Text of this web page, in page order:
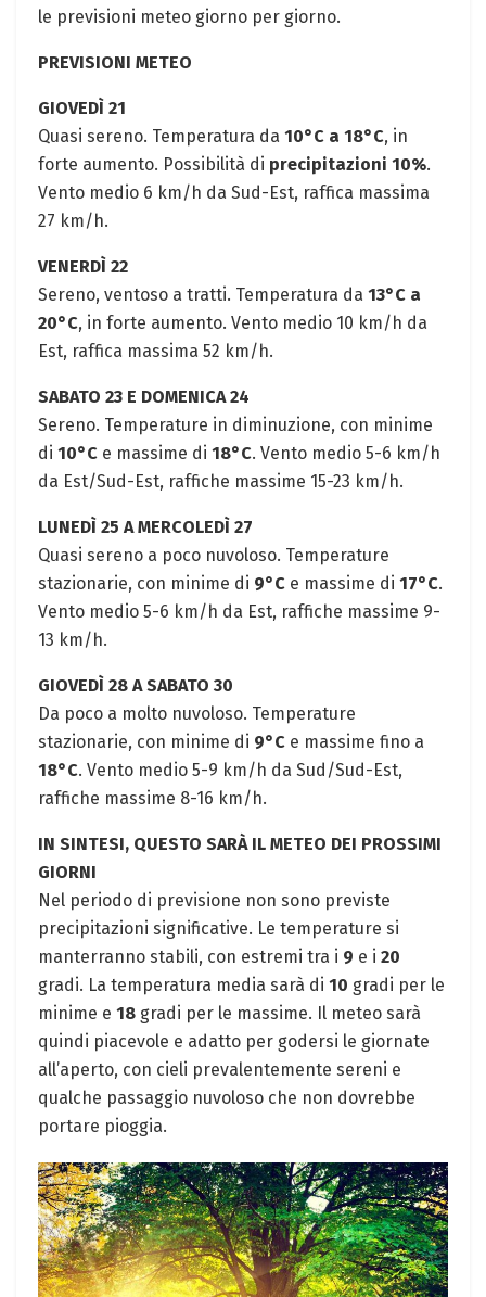
le previsioni meteo giorno per giorno.
PREVISIONI METEO
GIOVEDÌ 21
Quasi sereno. Temperatura da 10°C a 18°C, in
forte aumento. Possibilità di precipitazioni 10%.
Vento medio 6 km/h da Sud-Est, raffica massima
27 km/h.
VENERDÌ 22
Sereno, ventoso a tratti. Temperatura da 13°C a
20°C, in forte aumento. Vento medio 10 km/h da
Est, raffica massima 52 km/h.
SABATO 23 E DOMENICA 24
Sereno. Temperature in diminuzione, con minime
di 10°C e massime di 18°C. Vento medio 5-6 km/h
da Est/Sud-Est, raffiche massime 15-23 km/h.
LUNEDÌ 25 A MERCOLEDÌ 27
Quasi sereno a poco nuvoloso. Temperature
stazionarie, con minime di 9°C e massime di 17°C.
Vento medio 5-6 km/h da Est, raffiche massime 9-
13 km/h.
GIOVEDÌ 28 A SABATO 30
Da poco a molto nuvoloso. Temperature
stazionarie, con minime di 9°C e massime fino a
18°C. Vento medio 5-9 km/h da Sud/Sud-Est,
raffiche massime 8-16 km/h.
IN SINTESI, QUESTO SARÀ IL METEO DEI PROSSIMI
GIORNI
Nel periodo di previsione non sono previste
precipitazioni significative. Le temperature si
manterranno stabili, con estremi tra i 9 e i 20
gradi. La temperatura media sarà di 10 gradi per le
minime e 18 gradi per le massime. Il meteo sarà
quindi piacevole e adatto per godersi le giornate
all’aperto, con cieli prevalentemente sereni e
qualche passaggio nuvoloso che non dovrebbe
portare pioggia.